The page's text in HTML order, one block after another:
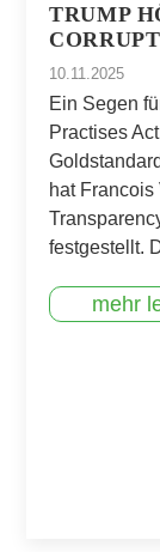
TRUMP
10.11.2025
Ein Segen
Practises
hat Francois
festgestellt.
mehr